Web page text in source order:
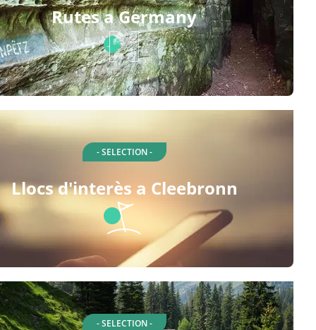
Rutes a Germany
- SELECTION -
Llocs d'interès a Cleebronn
- SELECTION -